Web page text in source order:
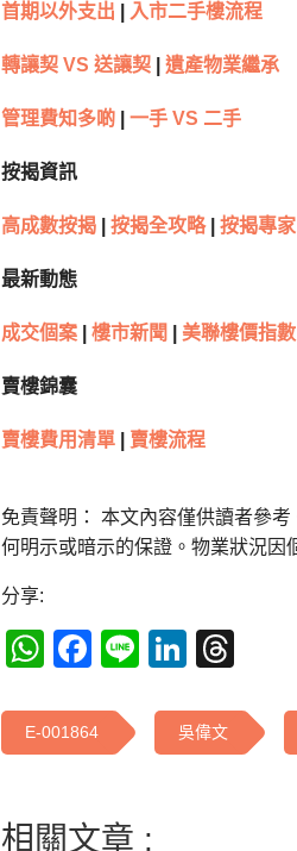
首期以外支出 入市二手樓流程
轉讓契 VS 送讓契 遺產物業繼承
管理費知多啲 一手 VS 二手
按揭資訊
高成數按揭 按揭全攻略| 按揭專家
最新動態
成交個案 樓市新聞 美聯樓價指數
賣樓錦囊
賣樓費用清單 賣樓流程
免責聲明： 本文內容僅供讀者參
何明示或暗示的保證。物業狀況因
分享:
WhatsApp
Facebook
Line
E-001864 吳偉文
相關文章 :